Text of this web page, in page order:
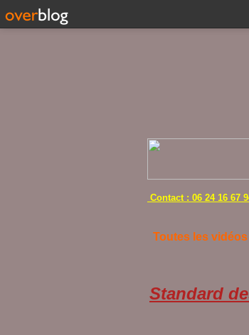
Contact : 06 24 16 67
Toutes les
Standard